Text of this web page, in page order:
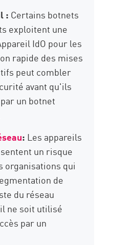
: Certains botnets
exploitent une
IdO pour les
rapide des mises
peut combler
avant qu'ils
un botnet
: Les appareils
un risque
organisations qui
de
du réseau
ne soit utilisé
par un